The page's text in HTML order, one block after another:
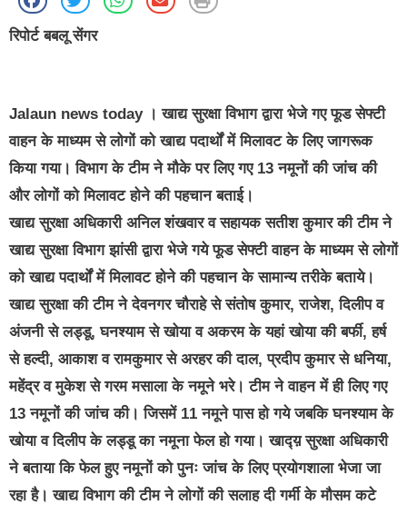
रिपोर्ट बबलू सेंगर
Jalaun news today । खाद्य सुरक्षा विभाग द्वारा भेजे गए फूड सेफ्टी
वाहन के माध्यम से लोगों को खाद्य पदार्थों में मिलावट के लिए जागरूक
किया गया। विभाग के टीम ने मौके पर लिए गए 13 नमूनों की जांच की
और लोगों को मिलावट होने की पहचान बताई।
खाद्य सुरक्षा अधिकारी अनिल शंखवार व सहायक सतीश कुमार की टीम ने
खाद्य सुरक्षा विभाग झांसी द्वारा भेजे गये फूड सेफ्टी वाहन के माध्यम से लोगों
को खाद्य पदार्थों में मिलावट होने की पहचान के सामान्य तरीके बताये।
खाद्य सुरक्षा की टीम ने देवनगर चौराहे से संतोष कुमार, राजेश, दिलीप व
अंजनी से लड्डू, घनश्याम से खोया व अकरम के यहां खोया की बर्फी, हर्ष
से हल्दी, आकाश व रामकुमार से अरहर की दाल, प्रदीप कुमार से धनिया,
महेंद्र व मुकेश से गरम मसाला के नमूने भरे। टीम ने वाहन में ही लिए गए
13 नमूनों की जांच की। जिसमें 11 नमूने पास हो गये जबकि घनश्याम के
खोया व दिलीप के लड्डू का नमूना फेल हो गया। खाद्य़ सुरक्षा अधिकारी
ने बताया कि फेल हुए नमूनों को पुनः जांच के लिए प्रयोगशाला भेजा जा
रहा है। खाद्य विभाग की टीम ने लोगों की सलाह दी गर्मी के मौसम कटे